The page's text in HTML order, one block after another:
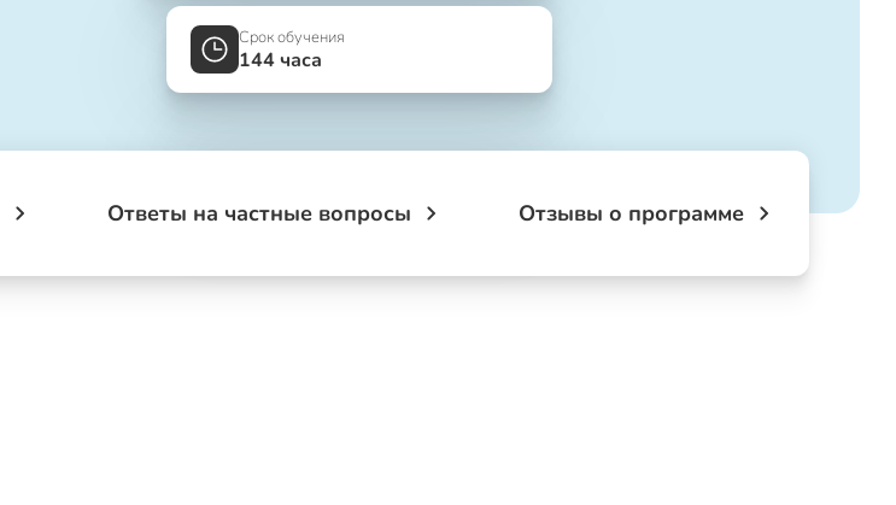
Срок обучения
144 часа
Ответы на частные вопросы Отзывы о программе